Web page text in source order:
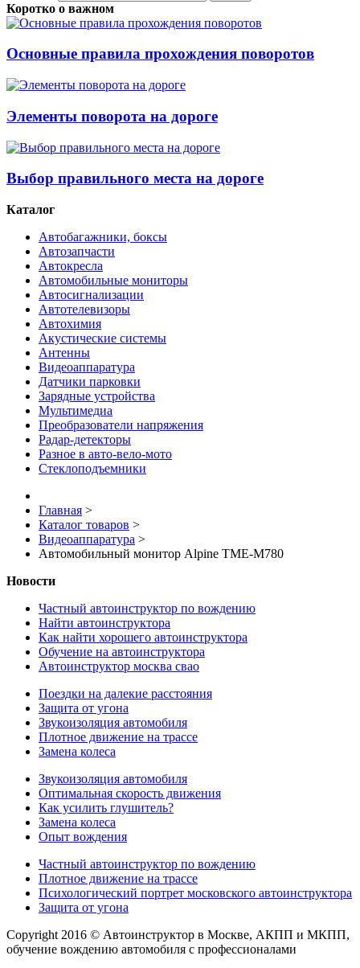
Коротко о важном
Основные правила прохождения поворотов
Элементы поворота на дороге
Выбор правильного места на дороге
Каталог
Автобагажники, боксы
Автозапчасти
Автокресла
Автомобильные мониторы
Автосигнализации
Автотелевизоры
Автохимия
Акустические системы
Антенны
Видеоаппаратура
Датчики парковки
Зарядные устройства
Мультимедиа
Преобразователи напряжения
Радар-детекторы
Разное в авто-вело-мото
Стеклоподъемники
Главная >
Каталог товаров >
Видеоаппаратура >
Автомобильный монитор Alpine TME-M780
Новости
Частный автоинструктор по вождению
Найти автоинструктора
Как найти хорошего автоинструктора
Обучение на автоинструктора
Автоинструктор москва свао
Поездки на далекие расстояния
Защита от угона
Звукоизоляция автомобиля
Плотное движение на трассе
Замена колеса
Звукоизоляция автомобиля
Оптимальная скорость движения
Как усилить глушитель?
Замена колеса
Опыт вождения
Частный автоинструктор по вождению
Плотное движение на трассе
Психологический портрет московского автоинструктора
Защита от угона
Copyright 2016 © Автоинструктор в Москве, АКПП и МКПП,
обучение вождению автомобиля с профессионалами